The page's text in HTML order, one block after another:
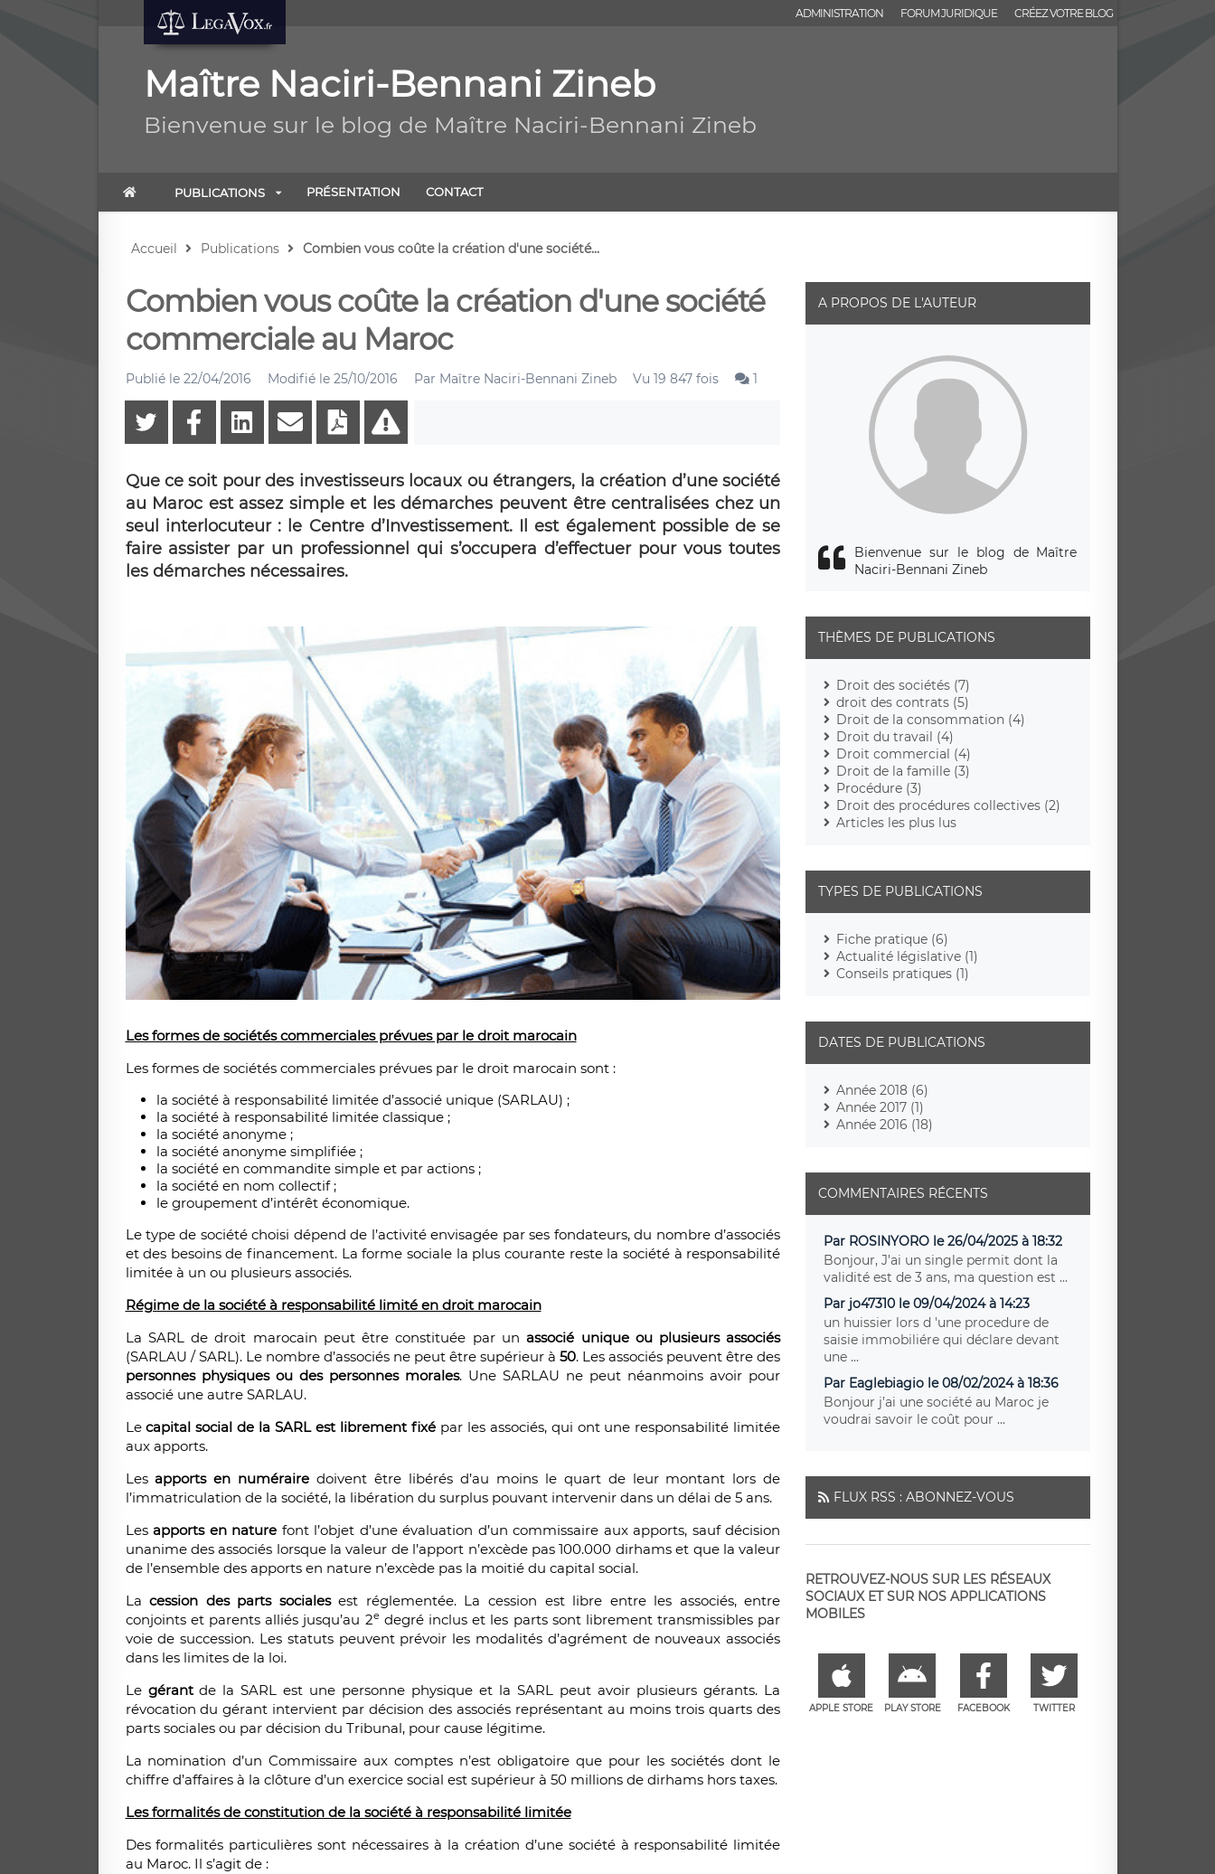
ADMINISTRATION FORUM JURIDIQUE CRÉEZ VOTRE BLOG
Maître Naciri-Bennani Zineb
Bienvenue sur le blog de Maître Naciri-Bennani Zineb
PUBLICATIONS PRÉSENTATION CONTACT
Accueil Publications Combien vous coûte la création d'une société...
Combien vous coûte la création d'une société
commerciale au Maroc
Publié le 22/04/2016 Modifié le 25/10/2016 Par Maître Naciri-Bennani Zineb Vu 19 847 fois 1
Que ce soit pour des investisseurs locaux ou étrangers, la création d’une société
au Maroc est assez simple et les démarches peuvent être centralisées chez un
seul interlocuteur : le Centre d’Investissement. Il est également possible de se
faire assister par un professionnel qui s’occupera d’effectuer pour vous toutes
les démarches nécessaires.
Les formes de sociétés commerciales prévues par le droit marocain
Les formes de sociétés commerciales prévues par le droit marocain sont :
la société à responsabilité limitée d’associé unique (SARLAU) ;
la société à responsabilité limitée classique ;
la société anonyme ;
la société anonyme simplifiée ;
la société en commandite simple et par actions ;
la société en nom collectif ;
le groupement d’intérêt économique.
Le type de société choisi dépend de l’activité envisagée par ses fondateurs, du nombre d’associés
et des besoins de financement. La forme sociale la plus courante reste la société à responsabilité
limitée à un ou plusieurs associés.
Régime de la société à responsabilité limité en droit marocain
La SARL de droit marocain peut être constituée par unassocié unique ou plusieurs associés
(SARLAU / SARL). Le nombre d’associés ne peut être supérieur à50. Les associés peuvent être des
personnes physiques ou des personnes morales. Une SARLAU ne peut néanmoins avoir pour
associé une autre SARLAU.
Lecapital social de la SARL est librement fixépar les associés, qui ont une responsabilité limitée
aux apports.
Lesapports en numéraire doivent être libérés d’au moins le quart de leur montant lors de
l’immatriculation de la société, la libération du surplus pouvant intervenir dans un délai de 5 ans.
Lesapports en nature font l’objet d’une évaluation d’un commissaire aux apports, sauf décision
unanime des associés lorsque la valeur de l’apport n’excède pas 100.000 dirhams et que la valeur
de l’ensemble des apports en nature n’excède pas la moitié du capital social.
Lacession des parts socialesest réglementée. La cession est libre entre les associés, entre
conjoints et parents alliés jusqu’au 2edegré inclus et les parts sont librement transmissibles par
voie de succession. Les statuts peuvent prévoir les modalités d’agrément de nouveaux associés
dans les limites de la loi.
Le gérantde la SARL est une personne physique et la SARL peut avoir plusieurs gérants. La
révocation du gérant intervient par décision des associés représentant au moins trois quarts des
parts sociales ou par décision du Tribunal, pour cause légitime.
La nomination d’un Commissaire aux comptes n’est obligatoire que pour les sociétés dont le
chiffre d’affaires à la clôture d’un exercice social est supérieur à 50 millions de dirhams hors taxes.
Les formalités de constitution de la société à responsabilité limitée
Des formalités particulières sont nécessaires à la création d’une société à responsabilité limitée
au Maroc. Il s’agit de :
A PROPOS DE L'AUTEUR
Bienvenue sur le blog de Maître
Naciri-Bennani Zineb
THÈMES DE PUBLICATIONS
Droit des sociétés (7)
droit des contrats (5)
Droit de la consommation (4)
Droit du travail (4)
Droit commercial (4)
Droit de la famille (3)
Procédure (3)
Droit des procédures collectives (2)
Articles les plus lus
TYPES DE PUBLICATIONS
Fiche pratique (6)
Actualité législative (1)
Conseils pratiques (1)
DATES DE PUBLICATIONS
Année 2018 (6)
Année 2017 (1)
Année 2016 (18)
COMMENTAIRES RÉCENTS
Par ROSINYORO le 26/04/2025 à 18:32
Bonjour, J’ai un single permit dont la
validité est de 3 ans, ma question est ...
Par jo47310 le 09/04/2024 à 14:23
un huissier lors d 'une procedure de
saisie immobiliére qui déclare devant
une ...
Par Eaglebiagio le 08/02/2024 à 18:36
Bonjour j’ai une société au Maroc je
voudrai savoir le coût pour ...
FLUX RSS : ABONNEZ-VOUS
RETROUVEZ-NOUS SUR LES RÉSEAUX
SOCIAUX ET SUR NOS APPLICATIONS
MOBILES
APPLE STORE PLAY STORE FACEBOOK TWITTER